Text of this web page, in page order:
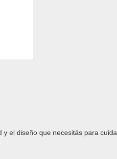
el diseño que necesitás para